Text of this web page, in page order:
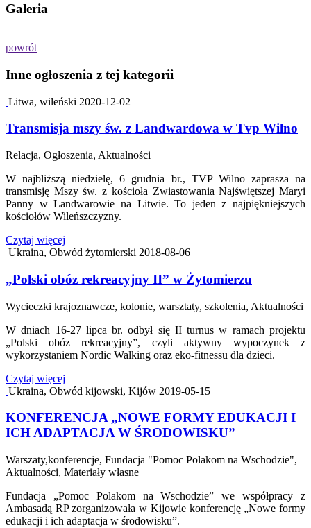
Galeria
powrót
Inne ogłoszenia z tej kategorii
Litwa, wileński 2020-12-02
Transmisja mszy św. z Landwardowa w Tvp Wilno
Relacja, Ogłoszenia, Aktualności
W najbliższą niedzielę, 6 grudnia br., TVP Wilno zaprasza na
transmisję Mszy św. z kościoła Zwiastowania Najświętszej Maryi
Panny w Landwarowie na Litwie. To jeden z najpiękniejszych
kościołów Wileńszczyzny.
Czytaj więcej
Ukraina, Obwód żytomierski 2018-08-06
„Polski obóz rekreacyjny II” w Żytomierzu
Wycieczki krajoznawcze, kolonie, warsztaty, szkolenia, Aktualności
W dniach 16-27 lipca br. odbył się II turnus w ramach projektu
„Polski obóz rekreacyjny”, czyli aktywny wypoczynek z
wykorzystaniem Nordic Walking oraz eko-fitnessu dla dzieci.
Czytaj więcej
Ukraina, Obwód kijowski, Kijów 2019-05-15
KONFERENCJA „NOWE FORMY EDUKACJI I
ICH ADAPTACJA W ŚRODOWISKU”
Warszaty,konferencje, Fundacja "Pomoc Polakom na Wschodzie",
Aktualności, Materiały własne
Fundacja „Pomoc Polakom na Wschodzie” we współpracy z
Ambasadą RP zorganizowała w Kijowie konferencję „Nowe formy
edukacji i ich adaptacja w środowisku”.